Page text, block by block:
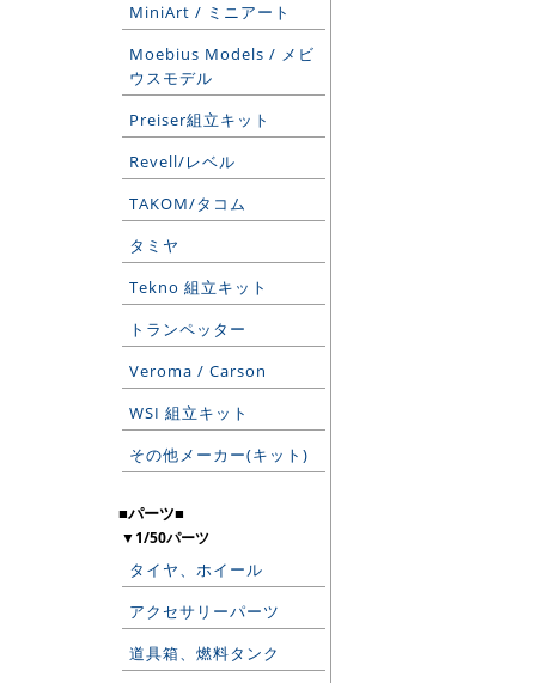
MiniArt / ミニアート
Moebius Models / メビ
ウスモデル
Preiser組立キット
Revell/レベル
TAKOM/タコム
タミヤ
Tekno 組立キット
トランペッター
Veroma / Carson
WSI 組立キット
その他メーカー(キット)
■パーツ■
▼1/50パーツ
タイヤ、ホイール
アクセサリーパーツ
道具箱、燃料タンク